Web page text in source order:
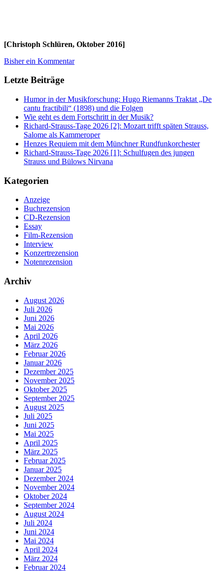
[Christoph Schlüren, Oktober 2016]
Bisher ein Kommentar
Letzte Beiträge
Humor in der Musikforschung: Hugo Riemanns Traktat „De
cantu fractibili“ (1898) und die Folgen
Wie geht es dem Fortschritt in der Musik?
Richard-Strauss-Tage 2026 [2]: Mozart trifft späten Strauss,
Salome als Kammeroper
Henzes Requiem mit dem Münchner Rundfunkorchester
Richard-Strauss-Tage 2026 [1]: Schulfugen des jungen
Strauss und Bülows Nirvana
Kategorien
Anzeige
Buchrezension
CD-Rezension
Essay
Film-Rezension
Interview
Konzertrezension
Notenrezension
Archiv
August 2026
Juli 2026
Juni 2026
Mai 2026
April 2026
März 2026
Februar 2026
Januar 2026
Dezember 2025
November 2025
Oktober 2025
September 2025
August 2025
Juli 2025
Juni 2025
Mai 2025
April 2025
März 2025
Februar 2025
Januar 2025
Dezember 2024
November 2024
Oktober 2024
September 2024
August 2024
Juli 2024
Juni 2024
Mai 2024
April 2024
März 2024
Februar 2024